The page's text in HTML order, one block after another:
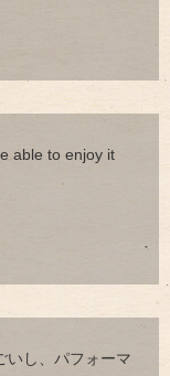
able to enjoy it
いし、パフォーマ